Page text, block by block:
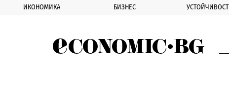
ИКОНОМИКА БИЗНЕС УСТОЙЧИВОСТ